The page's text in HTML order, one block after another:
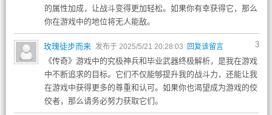
的属性加成，让战斗变得更加轻松。如果你有幸获得它，那么
你在游戏中的地位将无人能敌。
3
玫瑰徒步而来 发布于 2025/5/21 20:28:03 回复该留言
《传奇》游戏中的究极神兵和毕业武器终极解析，是我在游戏
中不断追求的目标。它们不仅能够提升我的战斗力，还能让我
在游戏中获得更多的尊重和认可。如果你也渴望成为游戏的佼
佼者，那么请务必努力获取它们。